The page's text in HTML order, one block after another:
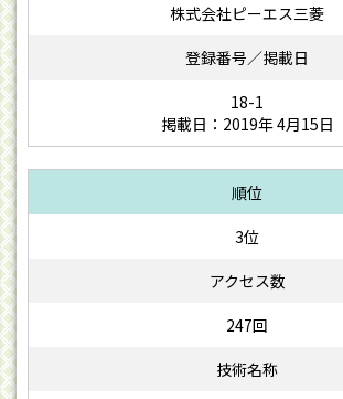
株式会社ピーエス三菱
18-1
掲載日：2019年 4月15日
3位
247回